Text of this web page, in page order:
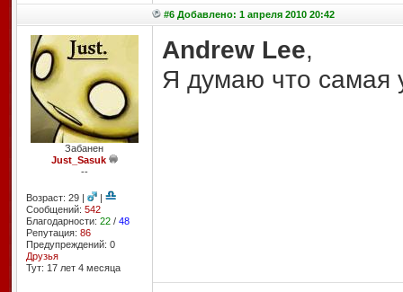
#6 Добавлено: 1 апреля 2010 20:42
Забанен
Just_Sasuk
--
Возраст: 29 |
|
Сообщений: 542
Благодарности: 22/ 48
Репутация: 86
Предупреждений: 0
Друзья
Тут: 17 лет 4 месяцa
Andrew Lee,
Я думаю что самая